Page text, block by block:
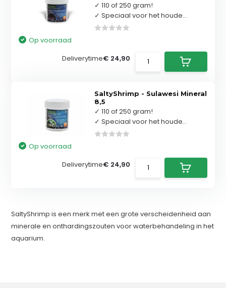
✓ 110 of 250 gram!
✓ Speciaal voor het houde...
Op voorraad
Deliverytime€ 24,90
SaltyShrimp - Sulawesi Mineral
8,5
✓ 110 of 250 gram!
✓ Speciaal voor het houde...
Op voorraad
Deliverytime€ 24,90
SaltyShrimp is een merk met een grote verscheidenheid aan
minerale en onthardingszouten voor waterbehandeling in het
aquarium.